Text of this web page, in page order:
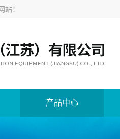
站！
产品中心